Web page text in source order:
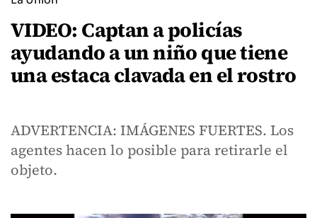
VIDEO: Captan a policías
ayudando a un niño que tiene
una estaca clavada en el rostro
ADVERTENCIA: IMÁGENES FUERTES. Los
agentes hacen lo posible para retirarle el
objeto.